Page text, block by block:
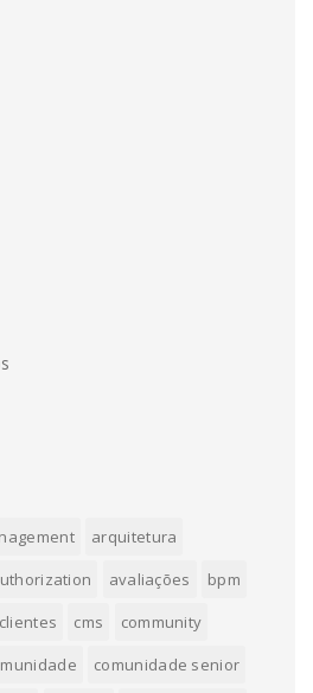
arquitetura
avaliações
bpm
clientes cms
community
comunidade senior